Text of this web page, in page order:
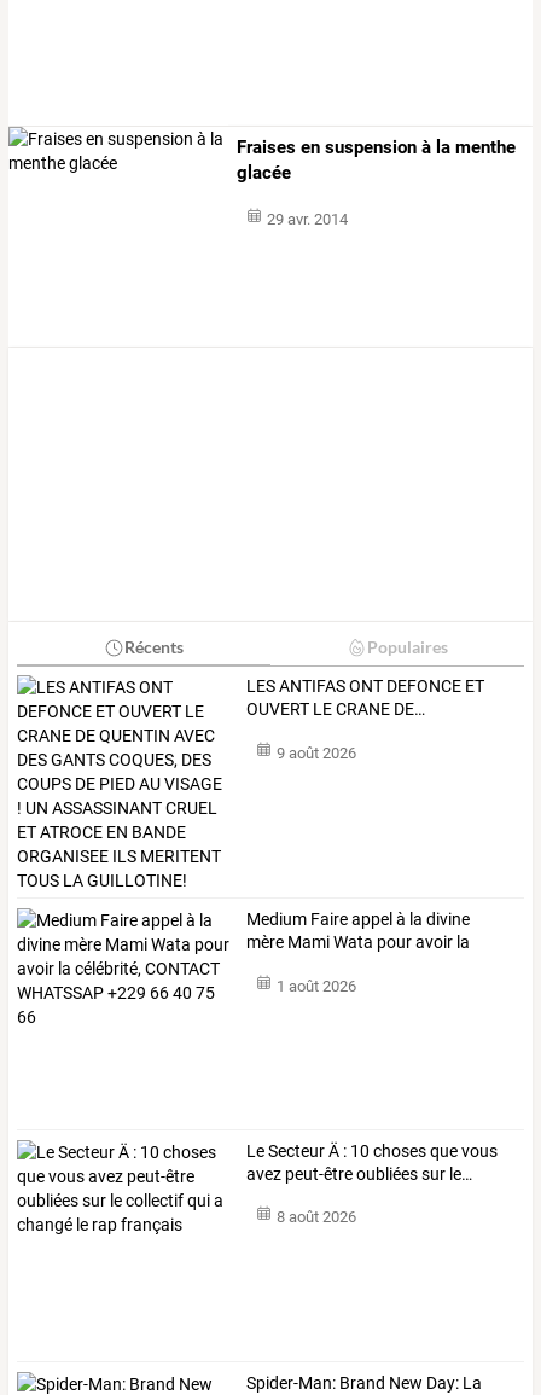
Fraises en suspension à la menthe
glacée
29 avr. 2014
Récents Populaires
LESANTIFASONT DEFONCE ET
OUVERT LECRANE DE…
9 août 2026
Medium Faireappelà la divine
mère MamiWata pouravoir la
1 août 2026
LeSecteurÄ : 10 chosesquevous
avez peut-êtreoubliéessur le…
8 août 2026
Spider-Man: Brand New Day: La